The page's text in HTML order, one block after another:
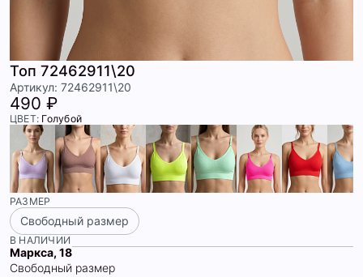
Топ 72462911\20
Артикул: 72462911\20
490 ₽
ЦВЕТ: Голубой
РАЗМЕР
Свободный размер
В НАЛИЧИИ
Маркса, 18
Свободный размер